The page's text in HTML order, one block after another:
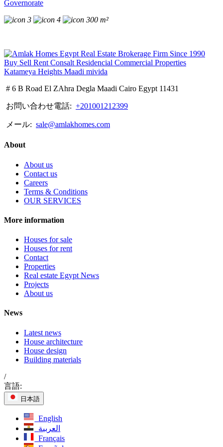
Governorate
3
4 300 m²
# 6 B Road El ZAhra Degla Maadi Cairo Egypt 11431
お問い合わせ電話: +201001212399
メール: sale@amlakhomes.com
About
About us
Contact us
Careers
Terms & Conditions
OUR SERVICES
More information
Houses for sale
Houses for rent
Contact
Properties
Real estate Egypt News
Projects
About us
News
Latest news
House architecture
House design
Building materials
/
言語:
日本語
English
العربية
Français